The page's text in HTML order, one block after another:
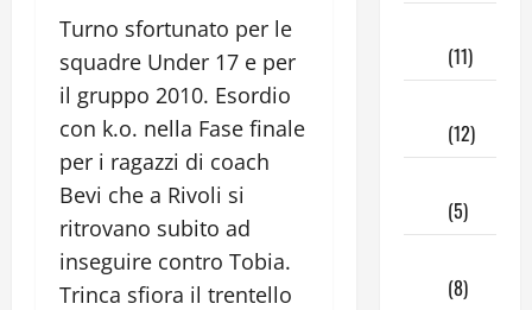
Turno sfortunato per le
squadre Under 17 e per
il gruppo 2010. Esordio
con k.o. nella Fase finale
per i ragazzi di coach
Bevi che a Rivoli si
ritrovano subito ad
inseguire contro Tobia.
Trinca sfiora il trentello
(11)
(12)
(5)
(8)